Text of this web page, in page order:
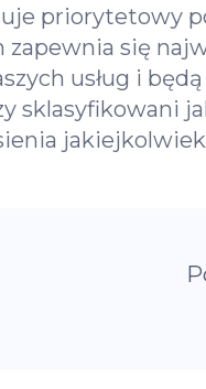
priorytetowy
się
usług i
sklasyfikowani